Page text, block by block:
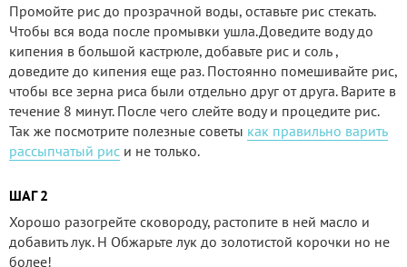
Промойте рис до прозрачной воды, оставьте рис стекать.
Чтобы вся вода после промывки ушла.Доведите воду до
кипения в большой кастрюле, добавьте рис и соль ,
доведите до кипения еще раз. Постоянно помешивайте рис,
чтобы все зерна риса были отдельно друг от друга. Варите в
течение 8 минут. После чего слейте воду и процедите рис.
Так же посмотрите полезные советы как правильно варить
рассыпчатый рис и не только.
ШАГ 2
Хорошо разогрейте сковороду, растопите в ней масло и
добавить лук. Н Обжарьте лук до золотистой корочки но не
более!